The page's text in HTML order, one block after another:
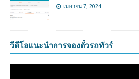
เมษายน 7, 2024
วีดีโอแนะนำการจองตั๋วรถทัวร์